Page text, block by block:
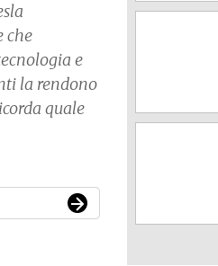
che
e
la rendono
quale